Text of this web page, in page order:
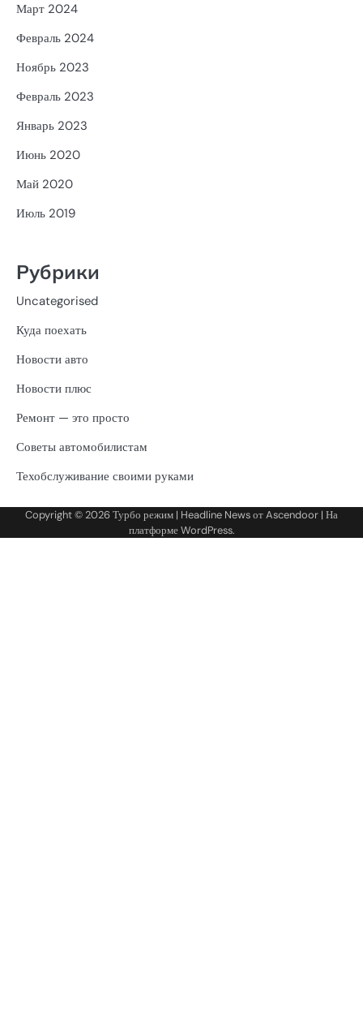
Март 2024
Февраль 2024
Ноябрь 2023
Февраль 2023
Январь 2023
Июнь 2020
Май 2020
Июль 2019
Рубрики
Uncategorised
Куда поехать
Новости авто
Новости плюс
Ремонт — это просто
Советы автомобилистам
Техобслуживание своими руками
Copyright © 2026Турбо режим | Headline News отAscendoor | На
платформеWordPress.